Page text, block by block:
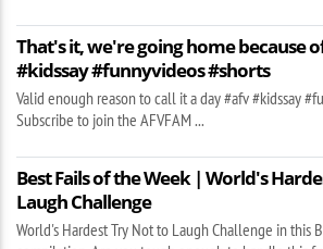
That's it, we're going home because of
#kidssay #funnyvideos #shorts
Valid enough reason to call it a day #afv #kidssay
Subscribe to join the AFVFAM ...
Best Fails of the Week | World's
Laugh Challenge
World's Hardest Try Not to Laugh Challenge in this